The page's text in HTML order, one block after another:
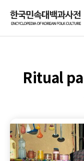
Ritual